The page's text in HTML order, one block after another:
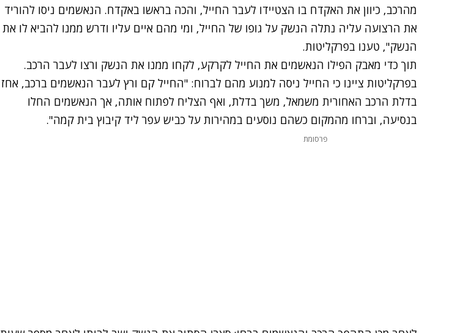
מהרכב, כיוון את האקדח בו הצטיידו לעבר החייל, והכה בראשו באקדח. הנאשמים ניסו להוריד
את הרצועה עליה נתלה הנשק על גופו של החייל, ומי מהם איים עליו ודרש ממנו להביא לו את
הנשק", טענו בפרקליטות.
תוך כדי מאבק הפילו הנאשמים את החייל לקרקע, לקחו ממנו את הנשק ורצו לעבר הרכב.
בפרקליטות ציינו כי החייל ניסה למנוע מהם לברוח: "החייל קם ורץ לעבר הנאשמים ברכב, אחז
בדלת הרכב האחורית משמאל, משך בדלת, ואף הצליח לפתוח אותה, אך הנאשמים החלו
בנסיעה, וברחו מהמקום כשהם נוסעים במהירות על כביש עפר ליד קיבוץ בית קמה".
פרסומת